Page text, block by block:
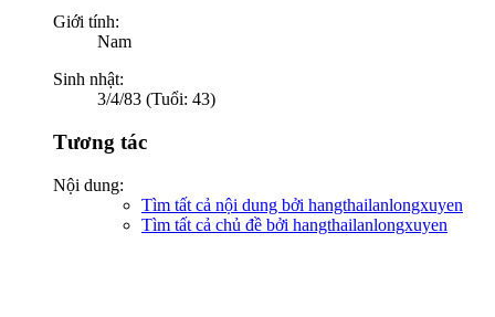
Giới tính:
Nam
Sinh nhật:
3/4/83 (Tuổi: 43)
Tương tác
Nội dung:
Tìm tất cả nội dung bởi hangthailanlongxuyen
Tìm tất cả chủ đề bởi hangthailanlongxuyen